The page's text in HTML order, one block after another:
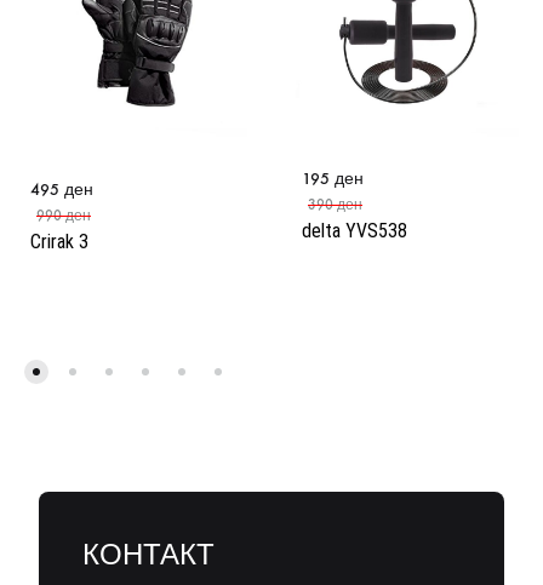
Crirak 3
495 ден
990ден
delta YVS538
195 ден
390ден
КОНТАКТ